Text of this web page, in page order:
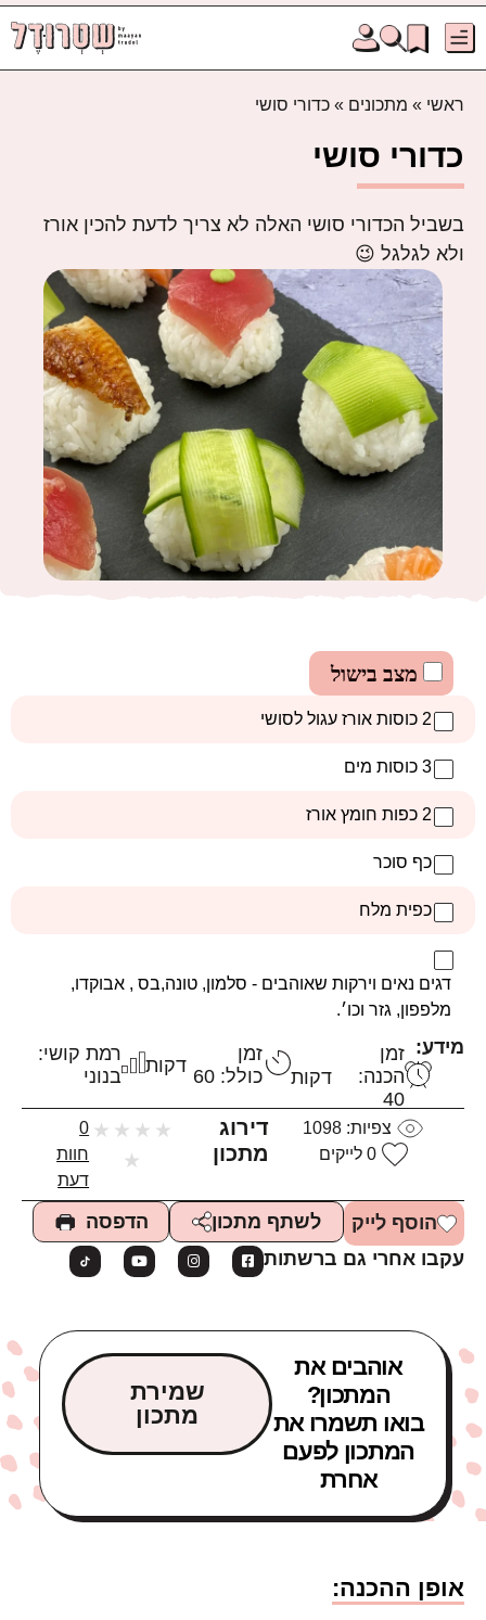
ראשי » מתכונים » כדורי סושי
כדורי סושי
בשביל הכדורי סושי האלה לא צריך לדעת להכין אורז
ולא לגלגל 😉
מצב בישול
2 כוסות אורז עגול לסושי
3 כוסות מים
2 כפות חומץ אורז
כף סוכר
כפית מלח
דגים נאים וירקות שאוהבים - סלמון, טונה,בס , אבוקדו,
מלפפון, גזר וכו׳.
מידע: זמן
הכנה:
40
דקות
זמן
כולל: 60
דקות
רמת קושי:
בנוני
צפיות: 1098
0 לייקים
דירוג
מתכון
★
★
★
★
★
0
חוות
דעת
הוסף לייק לשתף מתכון
הדפסה
עקבו אחרי גם ברשתות
אוהבים את
המתכון?
בואו תשמרו את
המתכון לפעם
אחרת
שמירת
מתכון
אופן ההכנה: